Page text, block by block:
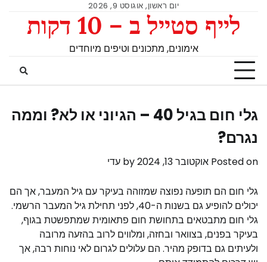
יום ראשון, אוגוסט 9, 2026
לייף סטייל ב – 10 דקות
אימונים, מתכונים וטיפים מיוחדים
גלי חום בגיל 40 – הגיוני או לא? וממה
נגרם?
Posted on אוקטובר 13, 2024 עדי
גלי חום הם תופעה נפוצה שמזוהה בעיקר עם גיל המעבר, אך הם
יכולים להופיע גם בשנות ה-40, לפני תחילת גיל המעבר הרשמי.
גלי חום מתבטאים בתחושת חום פתאומית שמתפשטת בגוף,
בעיקר בפנים, בצוואר ובחזה, ומלווים לרוב בהזעה מרובה
ולעיתים גם בדופק מהיר. הם עלולים לגרום לאי נוחות רבה, אך